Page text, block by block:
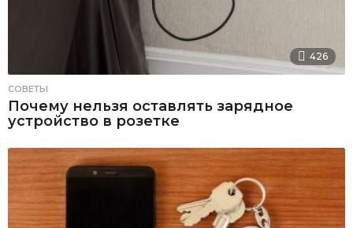
426
СОВЕТЫ
Почему нельзя оставлять зарядное
устройство в розетке